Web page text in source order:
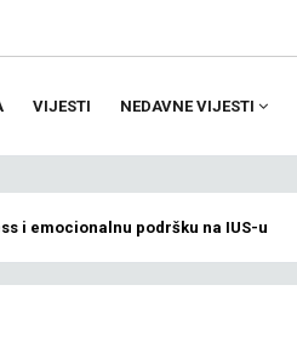
VIJESTI NEDAVNE VIJESTI
i emocionalnu podršku na IUS-u